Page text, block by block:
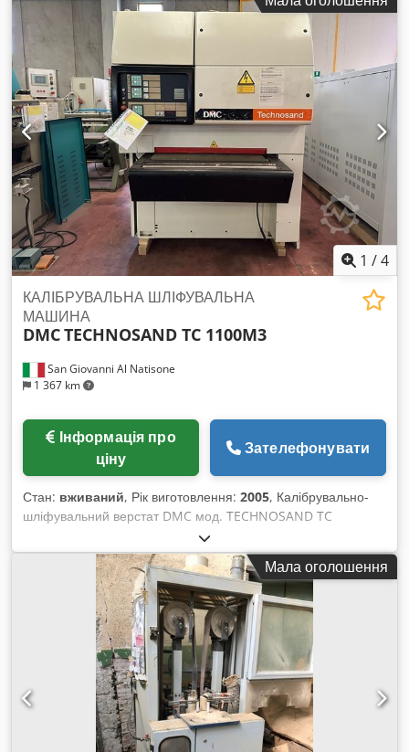
випуску: 2000
1 /4
San Giovanni Al Natisone
1 367 km
КАЛІБРУВАЛЬНА ШЛІФУВАЛЬНА
МАШИНА
DMCTECHNOSAND TC 1100M3
ціну
Зателефонувати
Стан: вживаний, Рік виготовлення: 2005, Калібрувально-
шліфувальний верстат DMC мод. TECHNOSAND TC
1100M3, робоча ширина 1100 мм, відповідає стандартам
CE, вживаний. - Вал - 18,5 кВт - 90 шор - діам. 250 мм - Вал
- 15,0 кВт - 70 шор - діам. 250 мм - Вал - 11,0 кВт - 40 шор -
діам. 330 мм Cjdpfx Aomxggyjcaeha - 3 незалежних двигуни
- Робоча ширина 1100 мм - Оснащений башмаками
(пристрій для коротких заготовок) - Рік випуску 2005
Мала оголошення